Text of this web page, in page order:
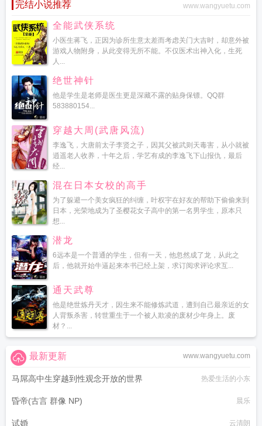
完结小说推荐 www.wangyuetu.com
全能武侠系统
小医生蒋飞，正因为诊所生意太差而考虑关门大吉时，却意外被
游戏人物附身，从此变得无所不能。不仅医术出神入化，生死
人...
绝世神针
他是学生是老师是医生更是深藏不露的贴身保镖。QQ群
583880154...
穿越大周(武唐风流)
李逸飞，大唐前太子李贤之子，因其父被武则天毒害，从小就被
逍遥老人收养，十年之后，学艺有成的李逸飞下山报仇，最后
经...
混在日本女校的高手
为了躲避一个美女疯狂的纠缠，叶权宇在好友的帮助下偷偷来到
日本，光荣地成为了圣樱花女子高中的第一名男学生，原本只
想...
潜龙
6远本是一个普通的学生，但有一天，他忽然成了龙，从此之
后，他就开始牛逼起来本书已经上架，求订阅求评论求互...
通天武尊
他是绝世炼丹天才，因生来不能修炼武道，遭到自己最亲近的女
人背叛杀害，转世重生于一个被人欺凌的废材少年身上。废
材？...
www.wangyuetu.com
最新更新
马屌高中生穿越到性观念开放的世界 热爱生活的小东
昏帝(古言 群像 NP) 晨乐
试婚 云清朗